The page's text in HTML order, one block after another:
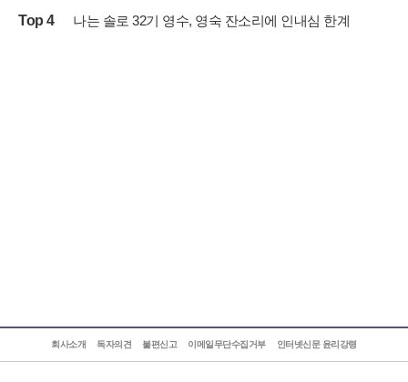
Top 4 나는 솔로 32기 영수, 영숙 잔소리에 인내심 한계
회사소개 독자의견 불편신고 이메일무단수집거부 인터넷신문 윤리강령